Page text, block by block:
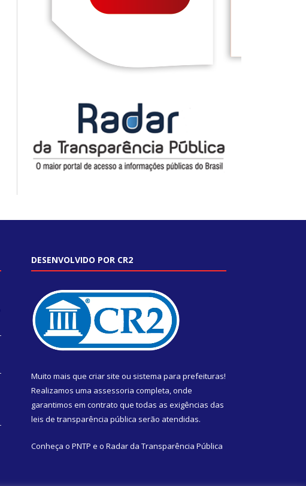
DESENVOLVIDO POR CR2
Muito mais que criar site ou sistema para prefeituras!
Realizamos uma assessoria completa, onde
garantimos em contrato que todas as exigências das
leis de transparência pública serão atendidas.
Conheça o PNTP e o Radar da Transparência Pública